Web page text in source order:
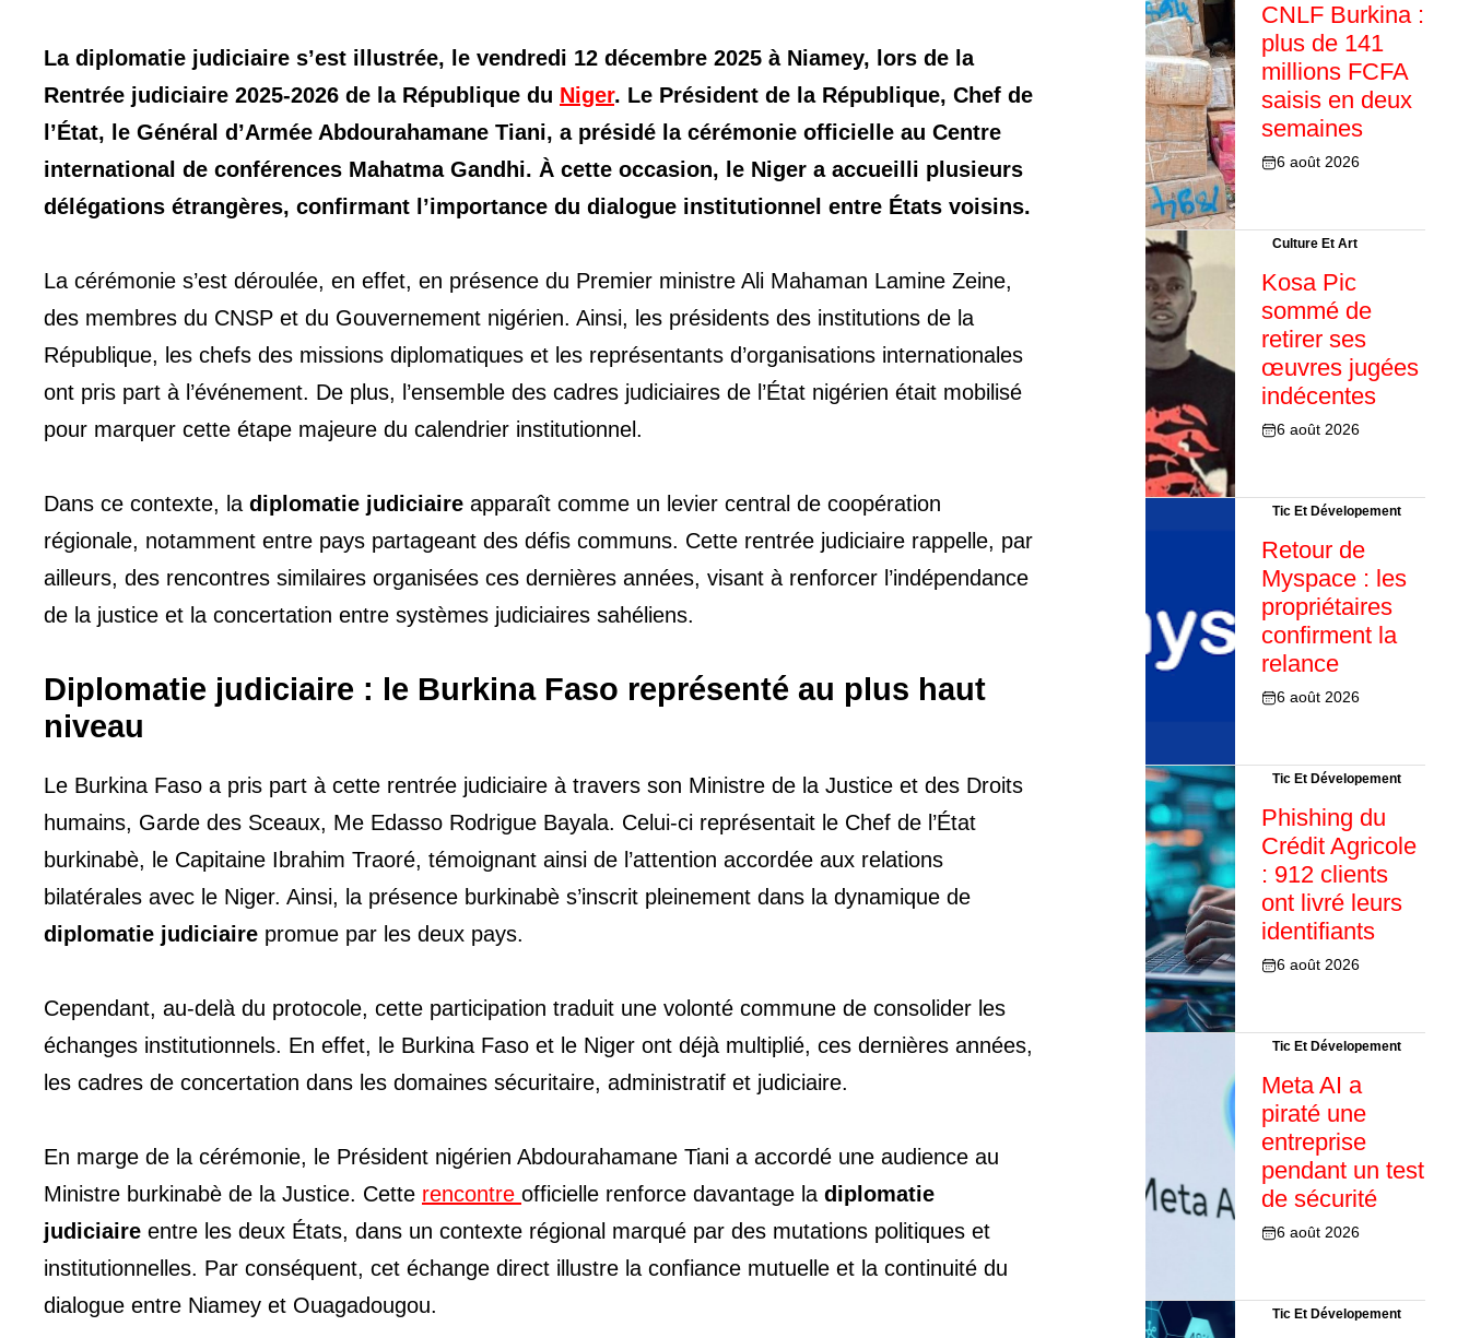
La diplomatie judiciaire s’est illustrée, le vendredi 12 décembre 2025 à Niamey, lors de la
Rentrée judiciaire 2025-2026 de la République du Niger. Le Président de la République, Chef de
l’État, le Général d’Armée Abdourahamane Tiani, a présidé la cérémonie officielle au Centre
international de conférences Mahatma Gandhi. À cette occasion, le Niger a accueilli plusieurs
délégations étrangères, confirmant l’importance du dialogue institutionnel entre États voisins.
La cérémonie s’est déroulée, en effet, en présence du Premier ministre Ali Mahaman Lamine Zeine,
des membres du CNSP et du Gouvernement nigérien. Ainsi, les présidents des institutions de la
République, les chefs des missions diplomatiques et les représentants d’organisations internationales
ont pris part à l’événement. De plus, l’ensemble des cadres judiciaires de l’État nigérien était mobilisé
pour marquer cette étape majeure du calendrier institutionnel.
Dans ce contexte, la diplomatie judiciaire apparaît comme un levier central de coopération
régionale, notamment entre pays partageant des défis communs. Cette rentrée judiciaire rappelle, par
ailleurs, des rencontres similaires organisées ces dernières années, visant à renforcer l’indépendance
de la justice et la concertation entre systèmes judiciaires sahéliens.
Diplomatie judiciaire : le Burkina Faso représenté au plus haut
niveau
Le Burkina Faso a pris part à cette rentrée judiciaire à travers son Ministre de la Justice et des Droits
humains, Garde des Sceaux, Me Edasso Rodrigue Bayala. Celui-ci représentait le Chef de l’État
burkinabè, le Capitaine Ibrahim Traoré, témoignant ainsi de l’attention accordée aux relations
bilatérales avec le Niger. Ainsi, la présence burkinabè s’inscrit pleinement dans la dynamique de
diplomatie judiciaire promue par les deux pays.
Cependant, au-delà du protocole, cette participation traduit une volonté commune de consolider les
échanges institutionnels. En effet, le Burkina Faso et le Niger ont déjà multiplié, ces dernières années,
les cadres de concertation dans les domaines sécuritaire, administratif et judiciaire.
En marge de la cérémonie, le Président nigérien Abdourahamane Tiani a accordé une audience au
Ministre burkinabè de la Justice. Cette rencontre officielle renforce davantage la diplomatie
judiciaire entre les deux États, dans un contexte régional marqué par des mutations politiques et
institutionnelles. Par conséquent, cet échange direct illustre la confiance mutuelle et la continuité du
dialogue entre Niamey et Ouagadougou.
CNLF Burkina :
plus de 141
millions FCFA
saisis en deux
semaines
6 août 2026
Culture Et Art
Kosa Pic
sommé de
retirer ses
œuvres jugées
indécentes
6 août 2026
Tic Et Dévelopement
Retour de
Myspace : les
propriétaires
confirment la
relance
6 août 2026
Tic Et Dévelopement
Phishing du
Crédit Agricole
: 912 clients
ont livré leurs
identifiants
6 août 2026
Tic Et Dévelopement
Meta AI a
piraté une
entreprise
pendant un test
de sécurité
6 août 2026
Tic Et Dévelopement